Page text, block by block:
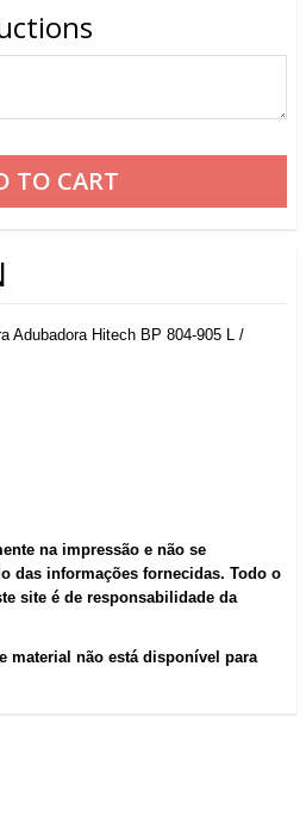
Adubadora Hitech BP 804-905 L /
na impressão e não se
das informações fornecidas. Todo o
site é de responsabilidade da
material não está disponível para